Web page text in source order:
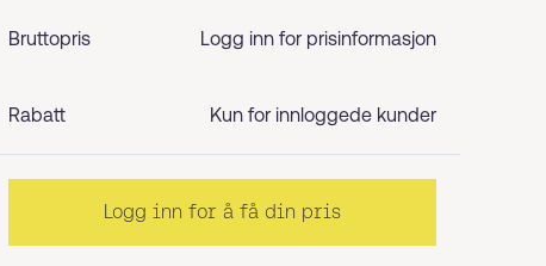
Bruttopris Logg inn for prisinformasjon
Rabatt Kun for innloggede kunder
Logg inn for å få din pris